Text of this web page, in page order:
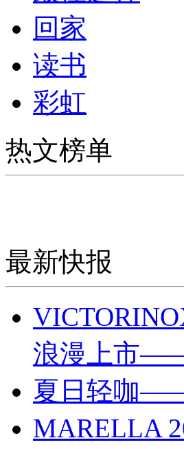
回家
读书
彩虹
热文榜单
最新快报
浪漫上市
夏日轻咖——
MARELLA